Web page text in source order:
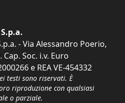
- Via Alessandro Poerio,
Cap. Soc. i.v. Euro
e REA VE-454332
testi sono riservati. È
riproduzione con qualsiasi
o parziale.